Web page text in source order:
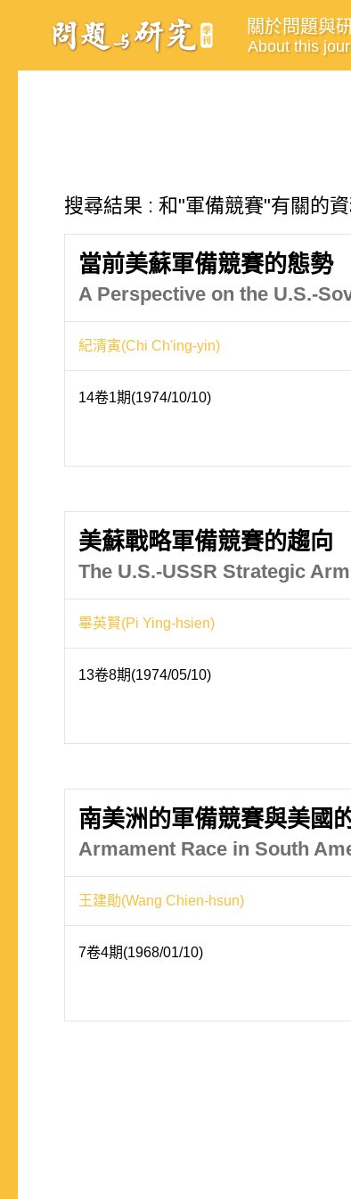
關於問題與
About this
搜尋結果 : 和"軍備競賽"有關的
當前美蘇軍備競賽的態勢
A Perspective on the U.S.-
紀清寅(Chi Ch'ing-yin)
14卷1期(1974/10/10)
美蘇戰略軍備競賽的趨向
The U.S.-USSR Strategic
畢英賢(Pi Ying-hsien)
13卷8期(1974/05/10)
南美洲的軍備競賽與美國
Armament Race in South
王建勛(Wang Chien-hsun)
7卷4期(1968/01/10)